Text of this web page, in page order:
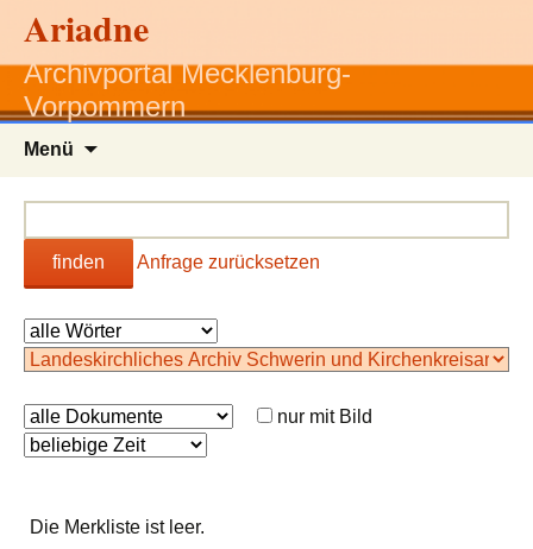
Ariadne
Archivportal Mecklenburg-
Vorpommern
Menü
finden Anfrage zurücksetzen
nur mit Bild
Die Merkliste ist leer.